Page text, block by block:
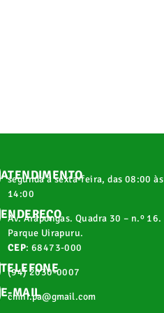
ATENDIMENTO
segunda a sexta-feira, das 08:00 às
14:00
ENDEREÇO
Av. Arapongas. Quadra 30 – n.º 16.
Parque Uirapuru.
CEP: 68473-000
TELEFONE
(94) 2030-0007
E-MAIL
cmnr.pa@gmail.com